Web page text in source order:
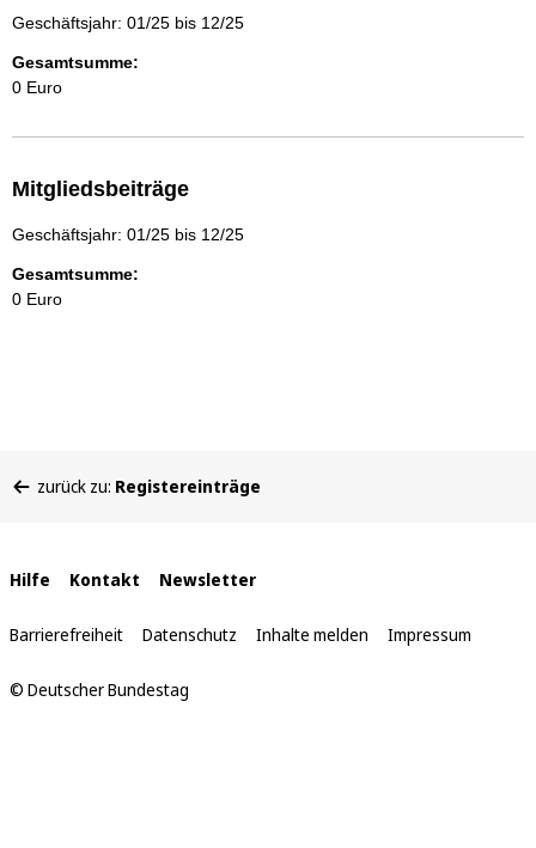
Geschäftsjahr: 01/25 bis 12/25
Gesamtsumme:
0 Euro
Mitgliedsbeiträge
Geschäftsjahr: 01/25 bis 12/25
Gesamtsumme:
0 Euro
befinden
zurück zu: Registereinträge
Interne
Links
Hilfe Kontakt Newsletter
Barrierefreiheit Datenschutz Inhalte melden Impressum
© Deutscher Bundestag